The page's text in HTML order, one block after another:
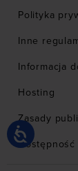
Polityka
Inne
Informacja
Hosting
Zasady
Dostępność